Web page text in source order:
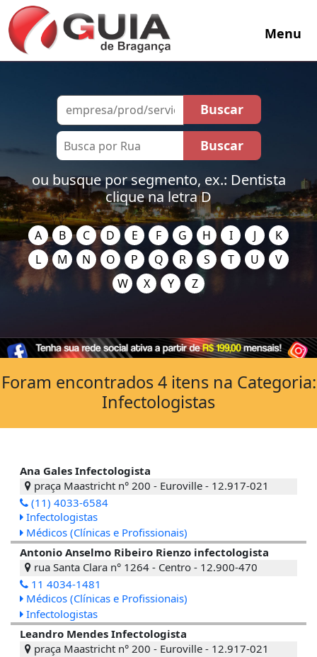
Menu
ou busque por segmento, ex.: Dentista
clique na letra D
A B C D E F G H I J
K
L
M N O P Q R S T U
V
W
X Y Z
Ana Gales Infectologista
praça Maastricht n° 200 - Euroville - 12.917-021
(11) 4033-6584
Infectologistas
Médicos (Clínicas e Profissionais)
Antonio Anselmo Ribeiro Rienzo infectologista
rua Santa Clara n° 1264 - Centro - 12.900-470
11 4034-1481
Médicos (Clínicas e Profissionais)
Infectologistas
Leandro Mendes Infectologista
praça Maastricht n° 200 - Euroville - 12.917-021
Foram encontrados 4 itens na Categoria:
Infectologistas